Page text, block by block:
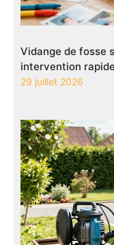
Vidange de fosse
intervention
29 juillet 2026